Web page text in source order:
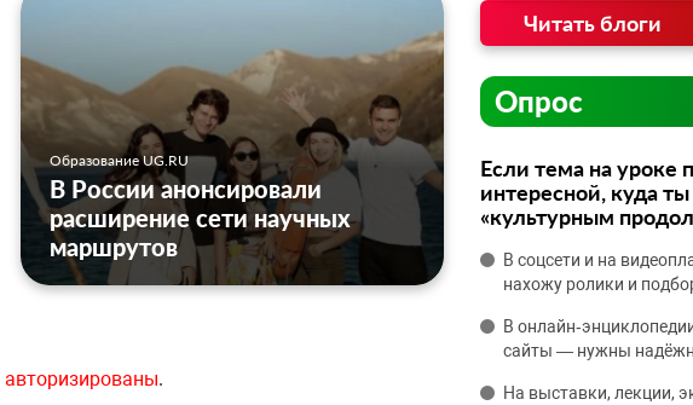
Образование UG.RU
В России анонсировали
расширение сети научных
маршрутов
авторизированы.
Читать блоги
Опрос
Если тема на уроке
интересной, куда
«культурным
В соцсети и на
нахожу ролики и
В
сайты — нужны
На выставки, лекции,